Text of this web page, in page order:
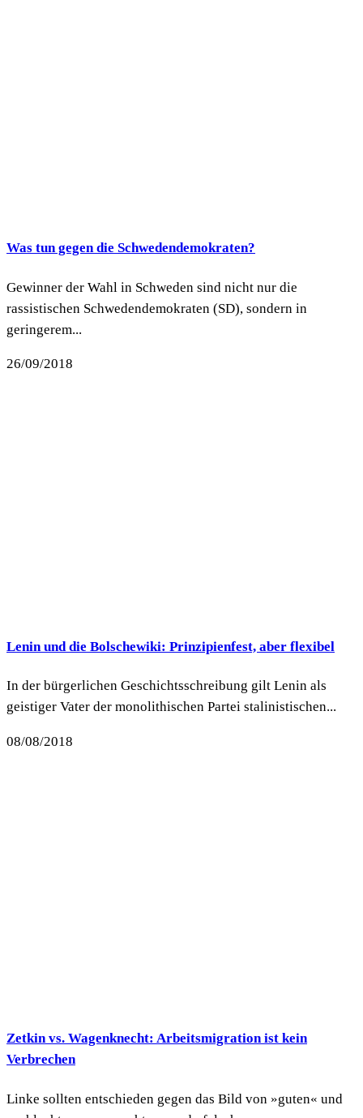
Was tun gegen die Schwedendemokraten?
Gewinner der Wahl in Schweden sind nicht nur die
rassistischen Schwedendemokraten (SD), sondern in
geringerem...
26/09/2018
Lenin und die Bolschewiki: Prinzipienfest, aber flexibel
In der bürgerlichen Geschichtsschreibung gilt Lenin als
geistiger Vater der monolithischen Partei stalinistischen...
08/08/2018
Zetkin vs. Wagenknecht: Arbeitsmigration ist kein
Verbrechen
Linke sollten entschieden gegen das Bild von »guten« und